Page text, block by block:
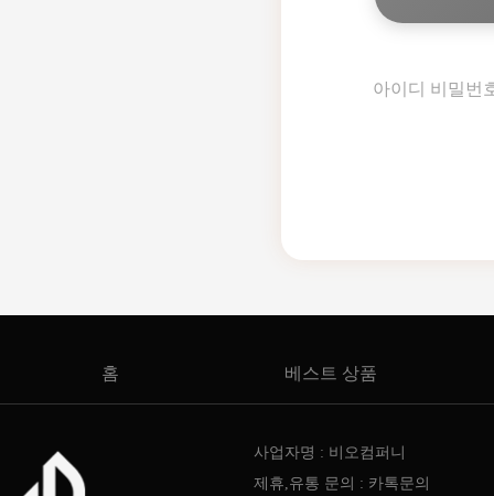
아이디 비밀번
홈 베스트 상품
사업자명 : 비오컴퍼니
제휴,유통 문의 : 카톡문의